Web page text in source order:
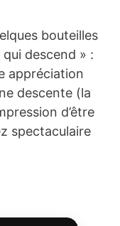
bouteilles
descend » :
appréciation
descente (la
d’être
spectaculaire